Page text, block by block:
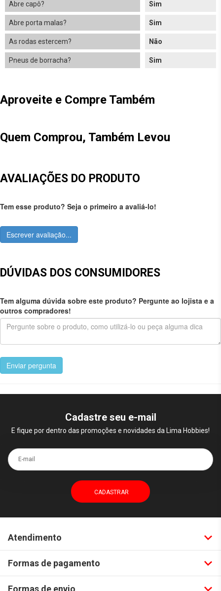
Abre capô? Sim
Abre porta malas? Sim
As rodas estercem? Não
Pneus de borracha? Sim
Aproveite e Compre Também
Quem Comprou, Também Levou
AVALIAÇÕES DO PRODUTO
Tem esse produto? Seja o primeiro a avaliá-lo!
Escrever avaliação...
DÚVIDAS DOS CONSUMIDORES
Tem alguma dúvida sobre este produto? Pergunte ao lojista e a
outros compradores!
Enviar pergunta
Cadastre seu e-mail
E fique por dentro das promoções e novidades da Lima Hobbies!
E-mail
Atendimento
Formas de pagamento
Formas de envio